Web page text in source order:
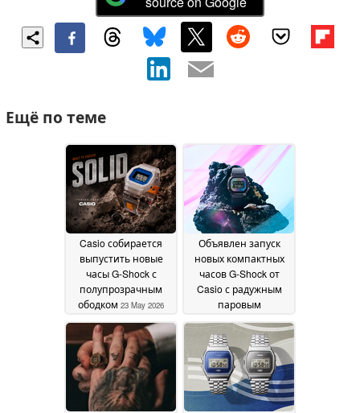
Ещё по теме
Casio собирается
выпустить новые
часы G-Shock с
полупрозрачным
ободком 23 May 2026
Объявлен запуск
новых компактных
часов G-Shock от
Casio с радужным
паровым
20 May